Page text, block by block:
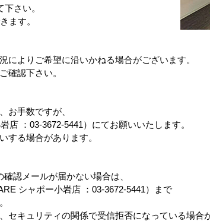
さい。
ます。
によりご希望に沿いかねる場合がございます。
確認下さい。
お手数ですが、
店 ：03-3672-5441）にてお願いいたします。
する場合があります。
認メールが届かない場合は、
シャポー小岩店 ：03-3672-5441）まで
キュリティの関係で受信拒否になっている場合